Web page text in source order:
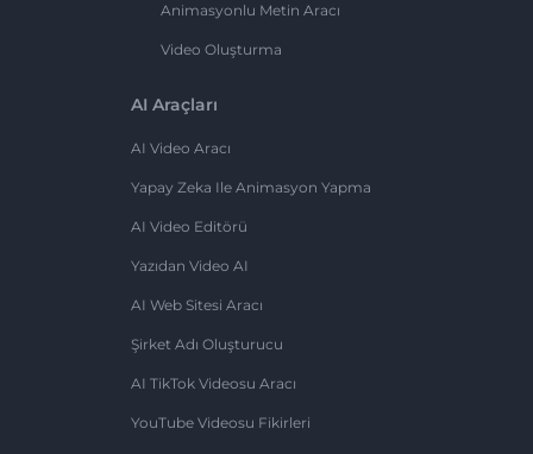
Animasyonlu Metin Aracı
Video Oluşturma
AI Araçları
AI Video Aracı
Yapay Zeka Ile Animasyon Yapma
AI Video Editörü
Yazıdan Video AI
AI Web Sitesi Aracı
Şirket Adı Oluşturucu
AI TikTok Videosu Aracı
YouTube Videosu Fikirleri